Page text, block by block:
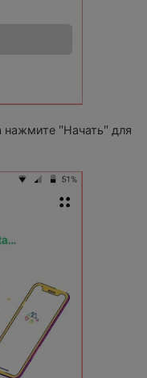
нажмите "Начать" для